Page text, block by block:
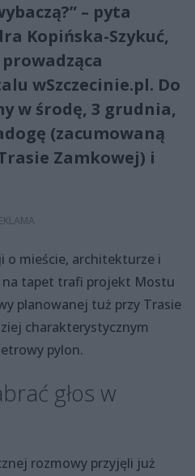
– pyta
Kopińska-Szykuć,
wSzczecinie.pl. Do
w środę, 3 grudnia,
(zacumowaną
Zamkowej) i
o mieście, architekturze i
na tapet trafi projekt Mostu
planowanej tuż przy Trasie
charakterystycznym
pylon.
głos w
rozmowy przyjęli już